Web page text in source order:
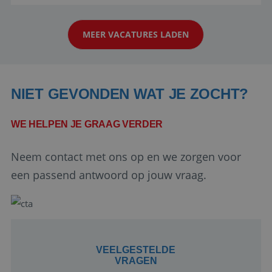
klanten te overtuigen om die droomreis te
boeken! ...
MEER VACATURES LADEN
NIET GEVONDEN WAT JE ZOCHT?
WE HELPEN JE GRAAG VERDER
Neem contact met ons op en we zorgen voor
een passend antwoord op jouw vraag.
VEELGESTELDE
VRAGEN
Google Privacy Policy